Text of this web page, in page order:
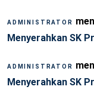
ADMINISTRATOR
Menyerahkan SK
ADMINISTRATOR
Menyerahkan SK